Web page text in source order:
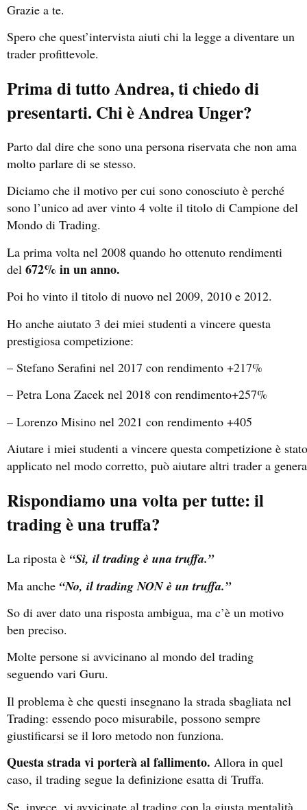
Grazie a te.
Spero che quest’intervista aiuti chi la legge a diventare un
trader profittevole.
Prima di tutto Andrea, ti chiedo di
presentarti. Chi è Andrea Unger?
Parto dal dire che sono una persona riservata che non ama
molto parlare di se stesso.
Diciamo che il motivo per cui sono conosciuto è perché
sono l’unico ad aver vinto 4 volte il titolo di Campione del
Mondo di Trading.
La prima volta nel 2008 quando ho ottenuto rendimenti
del 672% in un anno.
Poi ho vinto il titolo di nuovo nel 2009, 2010 e 2012.
Ho anche aiutato 3 dei miei studenti a vincere questa
prestigiosa competizione:
– Stefano Serafini nel 2017 con rendimento +217%
– Petra Lona Zacek nel 2018 con rendimento+257%
– Lorenzo Misino nel 2021 con rendimento +405
Aiutare i miei studenti a vincere questa competizione è
applicato nel modo corretto, può aiutare altri trader a
Rispondiamo una volta per tutte: il
trading è una truffa?
La riposta è “Sì, il trading è una truffa.”
Ma anche “No, il trading NON è un truffa.”
So di aver dato una risposta ambigua, ma c’è un motivo
ben preciso.
Molte persone si avvicinano al mondo del trading
seguendo vari Guru.
Il problema è che questi insegnano la strada sbagliata nel
Trading: essendo poco misurabile, possono sempre
giustificarsi se il loro metodo non funziona.
Questa strada vi porterà al fallimento. Allora in quel
caso, il trading segue la definizione esatta di Truffa.
Se, invece, vi avvicinate al trading con la giusta mentalità,